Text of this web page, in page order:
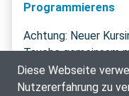
Programmierens
Achtung: Neuer
Mehr anzeigen
Diese Webseite
Nutzererfahrung zu